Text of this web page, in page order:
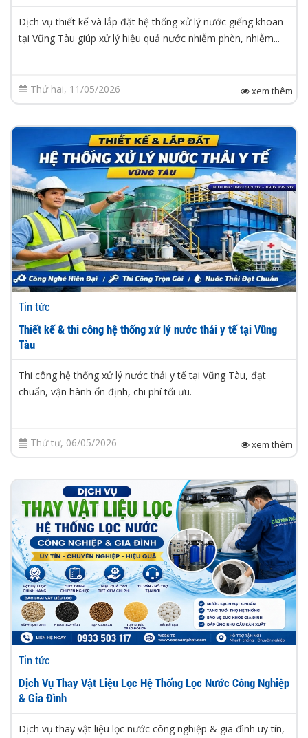
Dịch vụ thiết kế và lắp đặt hệ thống xử lý nước giếng khoan
tại Vũng Tàu giúp xử lý hiệu quả nước nhiễm phèn, nhiễm...
Thứ hai, 11/05/2026 xem thêm
Tin tức
Thiết kế & thi công hệ thống xử lý nước thải y tế tại Vũng
Tàu
Thi công hệ thống xử lý nước thải y tế tại Vũng Tàu, đạt
chuẩn, vận hành ổn định, chi phí tối ưu.
Thứ tư, 06/05/2026 xem thêm
Tin tức
Dịch Vụ Thay Vật Liệu Lọc Hệ Thống Lọc Nước Công Nghiệp
& Gia Đình
Dịch vụ thay vật liệu lọc nước công nghiệp & gia đình uy tín,